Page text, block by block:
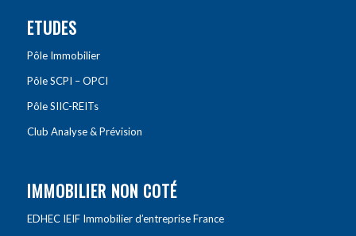
ETUDES
Pôle Immobilier
Pôle SCPI – OPCI
Pôle SIIC-REITs
Club Analyse & Prévision
IMMOBILIER NON COTÉ
EDHEC IEIF Immobilier d’entreprise France